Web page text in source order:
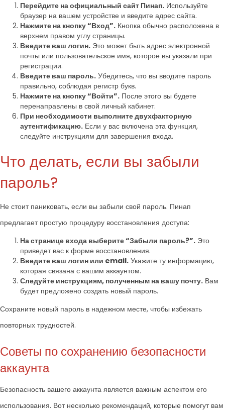
Перейдите на официальный сайт Пинап. Используйте
браузер на вашем устройстве и введите адрес сайта.
Нажмите на кнопку “Вход”. Кнопка обычно расположена в
верхнем правом углу страницы.
Введите ваш логин. Это может быть адрес электронной
почты или пользовательское имя, которое вы указали при
регистрации.
Введите ваш пароль. Убедитесь, что вы вводите пароль
правильно, соблюдая регистр букв.
Нажмите на кнопку “Войти”. После этого вы будете
перенаправлены в свой личный кабинет.
При необходимости выполните двухфакторную
аутентификацию. Если у вас включена эта функция,
следуйте инструкциям для завершения входа.
Что делать, если вы забыли
пароль?
Не стоит паниковать, если вы забыли свой пароль. Пинап
предлагает простую процедуру восстановления доступа:
На странице входа выберите “Забыли пароль?”. Это
приведет вас к форме восстановления.
Введите ваш логин или email. Укажите ту информацию,
которая связана с вашим аккаунтом.
Следуйте инструкциям, полученным на вашу почту. Вам
будет предложено создать новый пароль.
Сохраните новый пароль в надежном месте, чтобы избежать
повторных трудностей.
Советы по сохранению безопасности
аккаунта
Безопасность вашего аккаунта является важным аспектом его
использования. Вот несколько рекомендаций, которые помогут вам